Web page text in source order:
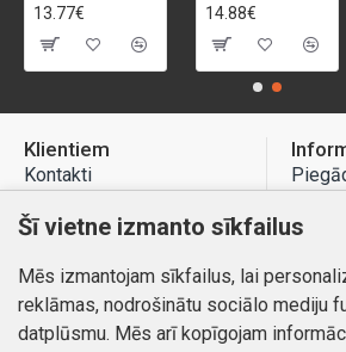
13.77€ 14.88€
Klientiem
Kontakti
Preču atgriešana
Mans profils
Pasūtījumi
Šī vietne izmanto sīkfailus
Mēs izmantojam sīkfailus, lai
reklāmas, nodrošinātu sociālo mediju
datplūsmu. Mēs arī kopīgojam